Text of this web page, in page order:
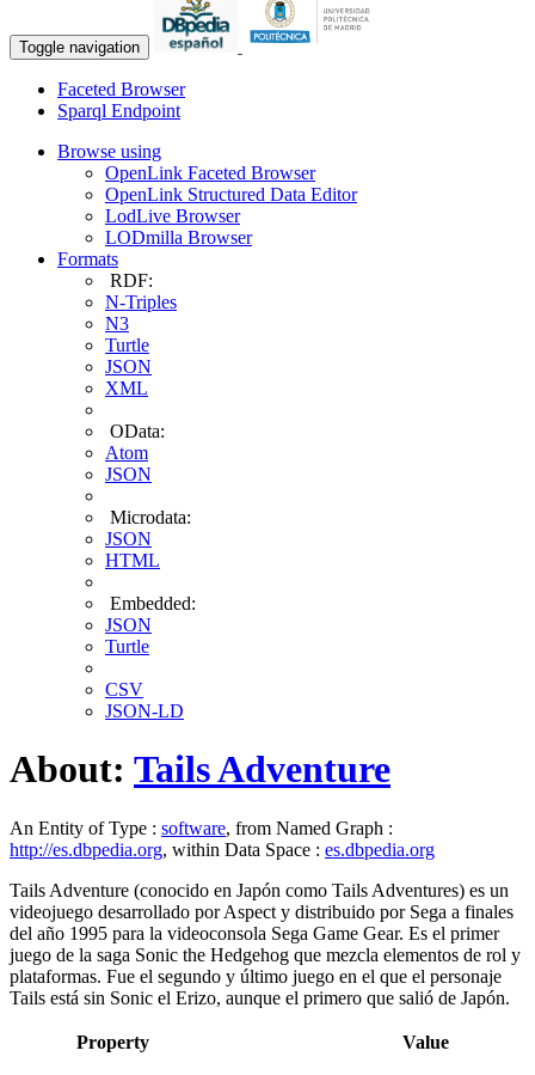
Toggle navigation
Faceted Browser
Sparql Endpoint
Browse using
OpenLink Faceted Browser
OpenLink Structured Data Editor
LodLive Browser
LODmilla Browser
Formats
RDF:
N-Triples
N3
Turtle
JSON
XML
OData:
Atom
JSON
Microdata:
JSON
HTML
Embedded:
JSON
Turtle
CSV
JSON-LD
About: Tails Adventure
An Entity of Type : software, from Named Graph :
http://es.dbpedia.org, within Data Space : es.dbpedia.org
Tails Adventure (conocido en Japón como Tails Adventures) es un
videojuego desarrollado por Aspect y distribuido por Sega a finales
del año 1995 para la videoconsola Sega Game Gear. Es el primer
juego de la saga Sonic the Hedgehog que mezcla elementos de rol y
plataformas. Fue el segundo y último juego en el que el personaje
Tails está sin Sonic el Erizo, aunque el primero que salió de Japón.
Property Value